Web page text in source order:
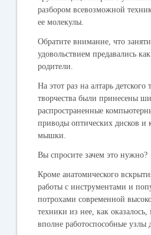
разбором всевозможной
ее молекулы.
Обратите внимание, что
удовольствием предавались
родители.
На этот раз на алтарь детского
творчества были принесены
распространенные
приводы оптических дисков и
мышки.
Вы спросите зачем это нужно?
Кроме анатомического
работы с инструментами и
потрохами современной
техники из нее, как
вполне работоспособные узлы